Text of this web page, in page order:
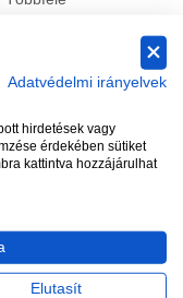
Adatvédelmi irányelvek
hirdetések vagy
érdekében sütiket
kattintva hozzájárulhat
Elutasít